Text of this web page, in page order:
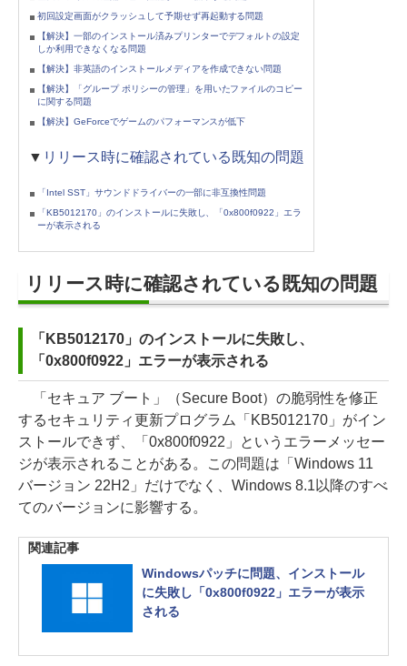
初回設定画面がクラッシュして予期せず再起動する問題
【解決】一部のインストール済みプリンターでデフォルトの設定
しか利用できなくなる問題
【解決】非英語のインストールメディアを作成できない問題
【解決】「グループ ポリシーの管理」を用いたファイルのコピー
に関する問題
【解決】GeForceでゲームのパフォーマンスが低下
▼ リリース時に確認されている既知の問題
「Intel SST」サウンドドライバーの一部に非互換性問題
「KB5012170」のインストールに失敗し、「0x800f0922」エラ
ーが表示される
リリース時に確認されている既知の問題
「KB5012170」のインストールに失敗し、
「0x800f0922」エラーが表示される
「セキュア ブート」（Secure Boot）の脆弱性を修正
するセキュリティ更新プログラム「KB5012170」がイン
ストールできず、「0x800f0922」というエラーメッセー
ジが表示されることがある。この問題は「Windows 11
バージョン 22H2」だけでなく、Windows 8.1以降のすべ
てのバージョンに影響する。
関連記事
Windowsパッチに問題、インストール
に失敗し「0x800f0922」エラーが表示
される